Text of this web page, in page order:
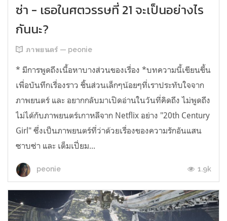
ซ่า - เธอในศตวรรษที่ 21 จะเป็นอย่างไร
กันนะ?
ภาพยนตร์ — peonie
* มีการพูดถึงเนื้อหาบางส่วนของเรื่อง *บทความนี้เขียนขึ้น
เพื่อบันทึกเรื่องราว ชิ้นส่วนเล็กๆน้อยๆที่เราประทับใจจาก
ภาพยนตร์ และ อยากกลับมาเปิดอ่านในวันที่คิดถึง ไม่พูดถึง
ไม่ได้กับภาพยนตร์เกาหลีจาก Netflix อย่าง "20th Century
Girl" ซึ่งเป็นภาพยนตร์ที่ว่าด้วยเรื่องของความรักอันแสน
ซาบซ่า และ เต็มเปี่ยม...
peonie 1.9k